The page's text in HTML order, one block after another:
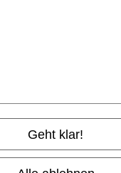
Geht klar!